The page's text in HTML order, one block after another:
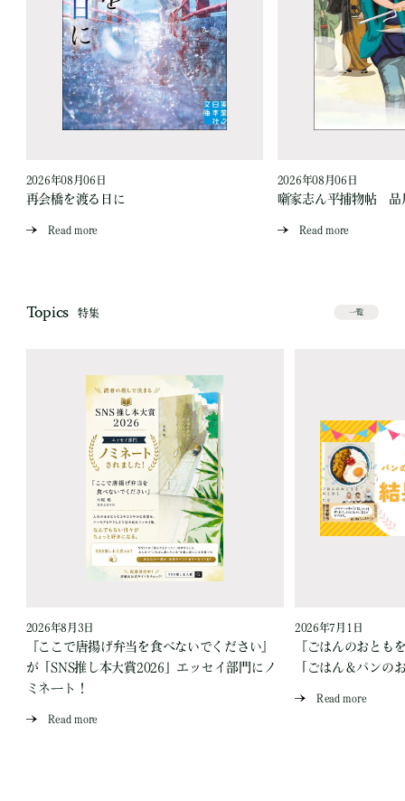
2026年08月06日
再会橋を渡る日に
Read more
2026年08月06日
噺家志ん平捕物帖 品
Read more
Topics 特集 一覧
2026年8月3日
『ここで唐揚げ弁当を食べないでください』
が「SNS推し本大賞2026」エッセイ部門にノ
ミネート！
Read more
2026年7月1日
『ごはんのおとも
「ごはん＆パンの
Read more